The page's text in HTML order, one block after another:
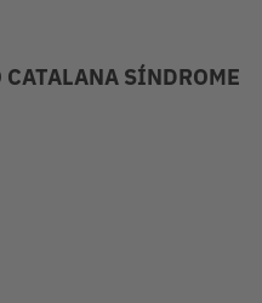
CATALANA SÍNDROME